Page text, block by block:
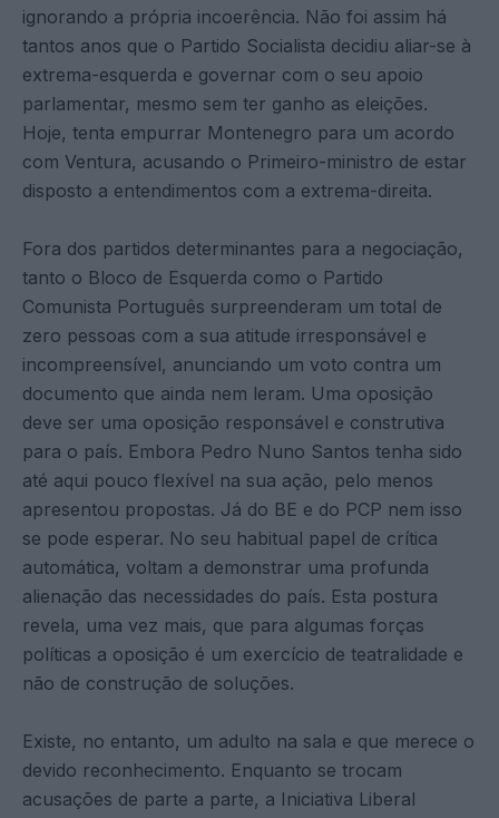
ignorando a própria incoerência. Não foi assim há
tantos anos que o Partido Socialista decidiu aliar-se à
extrema-esquerda e governar com o seu apoio
parlamentar, mesmo sem ter ganho as eleições.
Hoje, tenta empurrar Montenegro para um acordo
com Ventura, acusando o Primeiro-ministro de estar
disposto a entendimentos com a extrema-direita.
Fora dos partidos determinantes para a negociação,
tanto o Bloco de Esquerda como o Partido
Comunista Português surpreenderam um total de
zero pessoas com a sua atitude irresponsável e
incompreensível, anunciando um voto contra um
documento que ainda nem leram. Uma oposição
deve ser uma oposição responsável e construtiva
para o país. Embora Pedro Nuno Santos tenha sido
até aqui pouco flexível na sua ação, pelo menos
apresentou propostas. Já do BE e do PCP nem isso
se pode esperar. No seu habitual papel de crítica
automática, voltam a demonstrar uma profunda
alienação das necessidades do país. Esta postura
revela, uma vez mais, que para algumas forças
políticas a oposição é um exercício de teatralidade e
não de construção de soluções.
Existe, no entanto, um adulto na sala e que merece o
devido reconhecimento. Enquanto se trocam
acusações de parte a parte, a Iniciativa Liberal